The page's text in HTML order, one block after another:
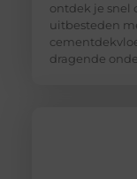
ontdek je snel
uitbesteden
dragende